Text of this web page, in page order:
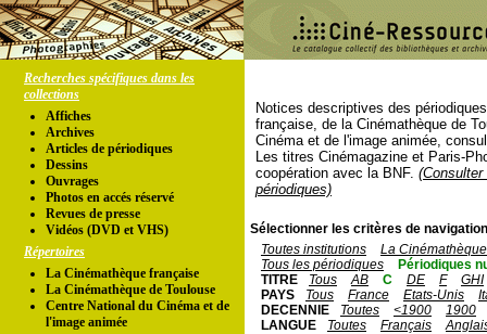
Recherches spécifiques dans les
collections
Affiches
Archives
Articles de périodiques
Dessins
Ouvrages
Photos en accés réservé
Revues de presse
Vidéos (DVD et VHS)
Répertoires
La Cinémathèque française
La Cinémathèque de Toulouse
Centre National du Cinéma et de
l'image animée
Notices descriptives des
française, de la Cinémathèque de
Cinéma et de l'image animée,
Les titres Cinémagazine et Paris-
coopération avec la BNF.
périodiques)
Sélectionner les critères de
Toutes institutions
La
Tous les périodiques
Périodiques
TITRE
Tous AB C DE F
GHI
PAYS
Tous France Etats-Unis
DECENNIE
Toutes <1900
1900
LANGUE
Toutes Français